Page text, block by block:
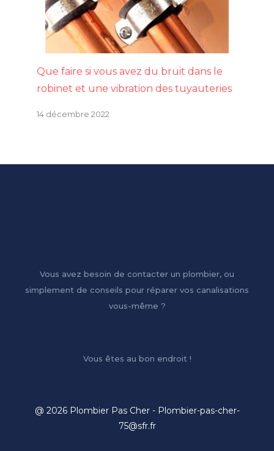
Que faire si vous avez du bruit dans le
robinet et une vibration des tuyauteries
14 décembre 2022
Vous avez besoin de contacter un plombier, ou
simplement de conseils pour réparer vos canalisations
vous-même ?
Vous êtes au bon endroit !
@ 2026 Plombier Pas Cher - Plombier-pas-cher-
75@sfr.fr